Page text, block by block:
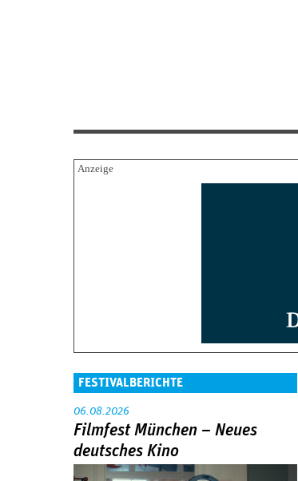
FESTIVALBERICHTE
06.08.2026
Filmfest München – Neues
deutsches Kino